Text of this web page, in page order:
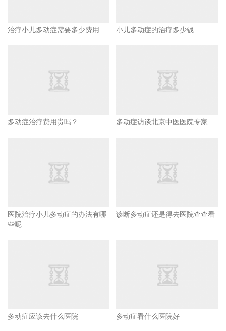
治疗小儿多动症需要多少费用 小儿多动症的治疗多少钱
多动症治疗费用贵吗？ 多动症访谈北京中医医院专家
医院治疗小儿多动症的办法有哪
些呢
诊断多动症还是得去医院查查看
多动症应该去什么医院 多动症看什么医院好